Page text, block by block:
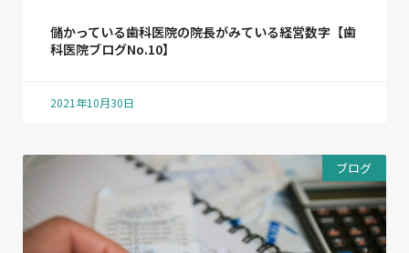
儲かっている歯科医院の院長がみている経営数字【歯
科医院ブログNo.10】
2021年10月30日
ブログ